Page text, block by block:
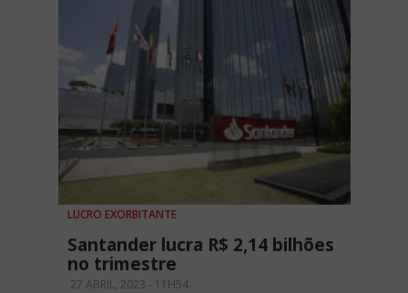
LUCRO EXORBITANTE
Santander lucra R$ 2,14 bilhões
no trimestre
27 ABRIL, 2023 - 11H54